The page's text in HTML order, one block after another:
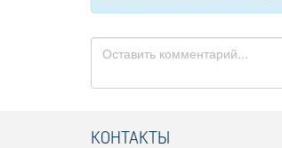
КОНТАКТЫ